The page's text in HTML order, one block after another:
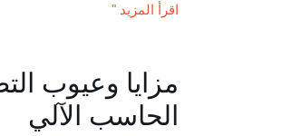
اقرأ المزيد "
مزايا وعيوب
الحاسب الآلي
مزايا
وعيوب
التصنيع